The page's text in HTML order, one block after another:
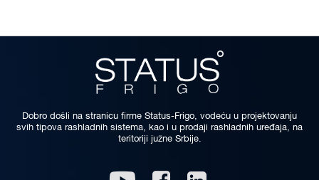
Dobro došli na stranicu firme Status-Frigo, vodeću u projektovanju
svih tipova rashladnih sistema, kao i u prodaji rashladnih uređaja, na
teritoriji južne Srbije.
Youtube Facebook